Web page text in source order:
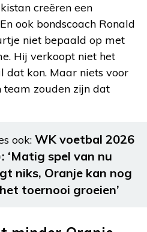
creëren een
ook bondscoach Ronald
niet bepaald op met
Hij verkoopt niet het
dat kon. Maar niets voor
team zouden zijn dat
ook: WK voetbal 2026
‘Matig spel van nu
niks, Oranje kan nog
toernooi groeien’